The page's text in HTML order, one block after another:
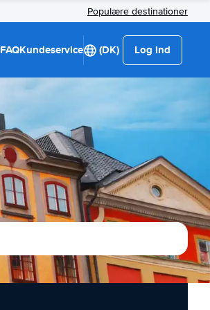
Populære destinationer
FAQKundeservice (DK) Log ind